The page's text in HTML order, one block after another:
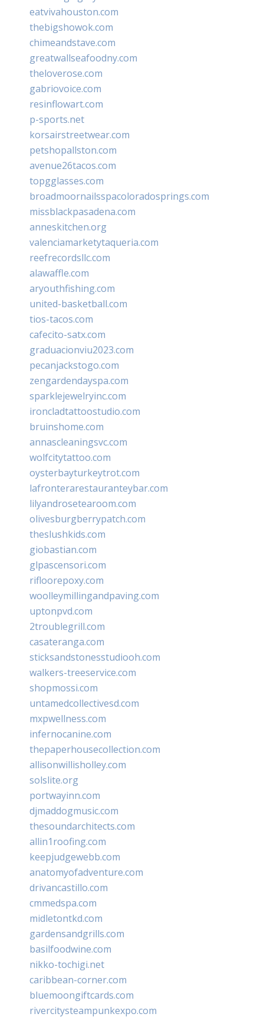
eatvivahouston.com
thebigshowok.com
chimeandstave.com
greatwallseafoodny.com
theloverose.com
gabriovoice.com
resinflowart.com
p-sports.net
korsairstreetwear.com
petshopallston.com
avenue26tacos.com
topgglasses.com
broadmoornailsspacoloradosprings.com
missblackpasadena.com
anneskitchen.org
valenciamarketytaqueria.com
reefrecordsllc.com
alawaffle.com
aryouthfishing.com
united-basketball.com
tios-tacos.com
cafecito-satx.com
graduacionviu2023.com
pecanjackstogo.com
zengardendayspa.com
sparklejewelryinc.com
ironcladtattoostudio.com
bruinshome.com
annascleaningsvc.com
wolfcitytattoo.com
oysterbayturkeytrot.com
lafronterarestauranteybar.com
lilyandrosetearoom.com
olivesburgberrypatch.com
theslushkids.com
giobastian.com
glpascensori.com
rifloorepoxy.com
woolleymillingandpaving.com
uptonpvd.com
2troublegrill.com
casateranga.com
sticksandstonesstudiooh.com
walkers-treeservice.com
shopmossi.com
untamedcollectivesd.com
mxpwellness.com
infernocanine.com
thepaperhousecollection.com
allisonwillisholley.com
solslite.org
portwayinn.com
djmaddogmusic.com
thesoundarchitects.com
allin1roofing.com
keepjudgewebb.com
anatomyofadventure.com
drivancastillo.com
cmmedspa.com
midletontkd.com
gardensandgrills.com
basilfoodwine.com
nikko-tochigi.net
caribbean-corner.com
bluemoongiftcards.com
rivercitysteampunkexpo.com